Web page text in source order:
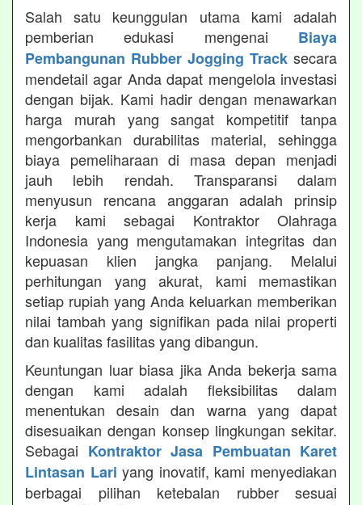
Salah satu keunggulan utama kami adalah
pemberian edukasi mengenai Biaya
Pembangunan Rubber Jogging Track secara
mendetail agar Anda dapat mengelola investasi
dengan bijak. Kami hadir dengan menawarkan
harga murah yang sangat kompetitif tanpa
mengorbankan durabilitas material, sehingga
biaya pemeliharaan di masa depan menjadi
jauh lebih rendah. Transparansi dalam
menyusun rencana anggaran adalah prinsip
kerja kami sebagai Kontraktor Olahraga
Indonesia yang mengutamakan integritas dan
kepuasan klien jangka panjang. Melalui
perhitungan yang akurat, kami memastikan
setiap rupiah yang Anda keluarkan memberikan
nilai tambah yang signifikan pada nilai properti
dan kualitas fasilitas yang dibangun.
Keuntungan luar biasa jika Anda bekerja sama
dengan kami adalah fleksibilitas dalam
menentukan desain dan warna yang dapat
disesuaikan dengan konsep lingkungan sekitar.
Sebagai Kontraktor Jasa Pembuatan Karet
Lintasan Lari yang inovatif, kami menyediakan
berbagai pilihan ketebalan rubber sesuai